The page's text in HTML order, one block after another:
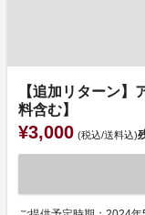
【追加リターン
料含む】
¥3,000 (税込/送料込)